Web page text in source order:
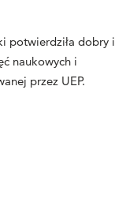
potwierdziła dobry i
naukowych i
przez UEP.